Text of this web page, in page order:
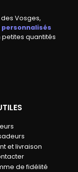
Vosges,
quantités
et livraison
de fidélité